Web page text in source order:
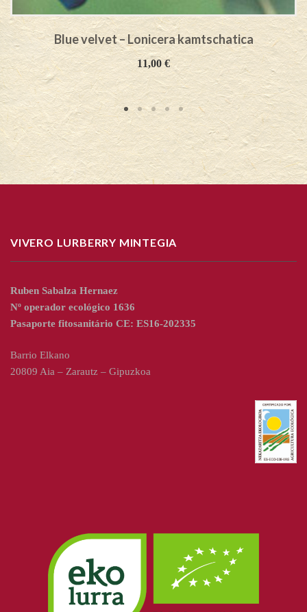
Blue velvet – Lonicera kamtschatica
11,00€
VIVERO LURBERRY MINTEGIA
Ruben Sabalza Hernaez
Nº operador ecológico 1636
Pasaporte fitosanitário CE: ES16-202335
Barrio Elkano
20809 Aia – Zarautz – Gipuzkoa